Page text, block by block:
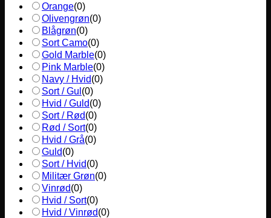
Orange(0)
Olivengrøn(0)
Blågrøn(0)
Sort Camo(0)
Gold Marble(0)
Pink Marble(0)
Navy / Hvid(0)
Sort / Gul (0)
Hvid / Guld(0)
Sort / Rød(0)
Rød / Sort(0)
Hvid / Grå(0)
Guld(0)
Sort / Hvid(0)
Militær Grøn(0)
Vinrød(0)
Hvid / Sort(0)
Hvid / Vinrød(0)